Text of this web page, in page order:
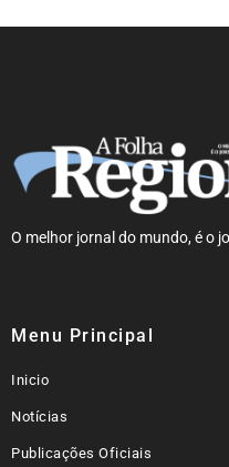
O melhor jornal do mundo, é o
Menu Principal
Inicio
Notícias
Publicações Oficiais